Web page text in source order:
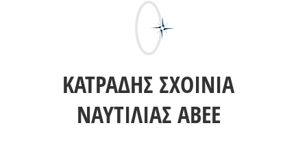
ΚΑΤΡΑΔΗΣ ΣΧΟΙΝΙΑ
ΝΑΥΤΙΛΙΑΣ ΑΒΕΕ